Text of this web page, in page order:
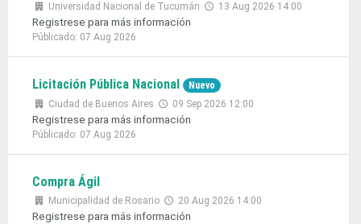
Universidad Nacional de Tucumán
13 Aug 2026 14:00
Registrese para más información
Públicado: 07 Aug 2026
Licitación Pública Nacional
Nuevo
Ciudad de Buenos Aires
09 Sep 2026 12:00
Registrese para más información
Públicado: 07 Aug 2026
Compra Ágil
Municipalidad de Rosario 20 Aug 2026 14:00
Registrese para más información